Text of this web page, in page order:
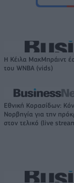
Η Κέιλα ΜακΜπράιντ
του WNBA (vids)
Εθνική Κορασίδων:
Νορβηγία για την
στον τελικό (live